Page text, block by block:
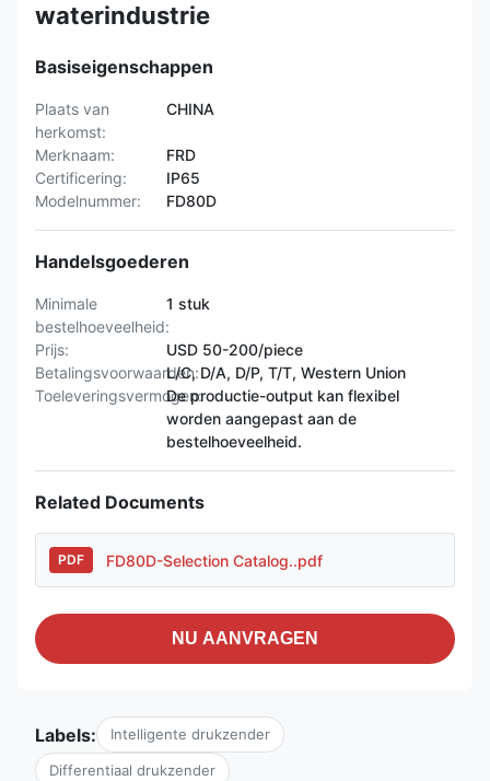
waterindustrie
Basiseigenschappen
Plaats van
herkomst:
CHINA
Merknaam:
FRD
Certificering:
IP65
Modelnummer:
FD80D
Handelsgoederen
Minimale
bestelhoeveelheid:
1 stuk
Prijs:
USD 50-200/piece
Betalingsvoorwaarden:L/C, D/A, D/P, T/T, Western Union
Toeleveringsvermogen:De productie-output kan flexibel
worden aangepast aan de
bestelhoeveelheid.
Related Documents
PDF FD80D-Selection Catalog..pdf
NU AANVRAGEN
Labels: Intelligente drukzender
Differentiaal drukzender